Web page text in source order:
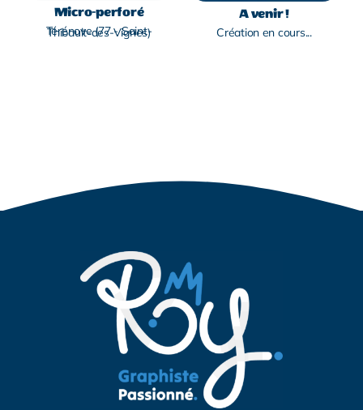
Micro-perforé
Térénove (77 - Saint-Thibault-des-Vignes)
A venir !
Création en cours...